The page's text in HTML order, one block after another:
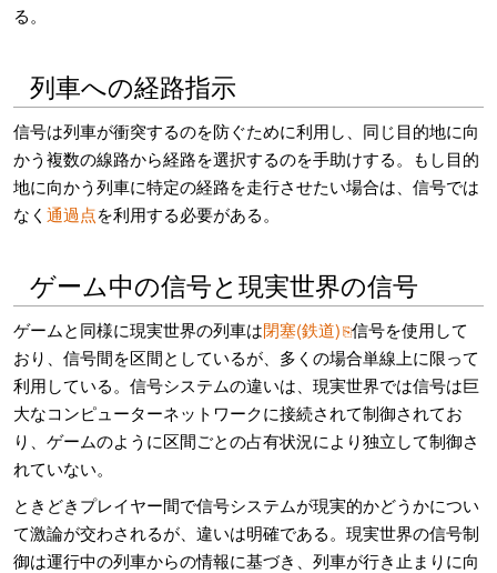
る。
列車への経路指示
信号は列車が衝突するのを防ぐために利用し、同じ目的地に向
かう複数の線路から経路を選択するのを手助けする。もし目的
地に向かう列車に特定の経路を走行させたい場合は、信号では
なく 通過点を利用する必要がある。
ゲーム中の信号と現実世界の信号
ゲームと同様に現実世界の列車は閉塞(鉄道) 信号を使用して
おり、信号間を区間としているが、多くの場合単線上に限って
利用している。信号システムの違いは、現実世界では信号は巨
大なコンピューターネットワークに接続されて制御されてお
り、ゲームのように区間ごとの占有状況により独立して制御さ
れていない。
ときどきプレイヤー間で信号システムが現実的かどうかについ
て激論が交わされるが、違いは明確である。現実世界の信号制
御は運行中の列車からの情報に基づき、列車が行き止まりに向